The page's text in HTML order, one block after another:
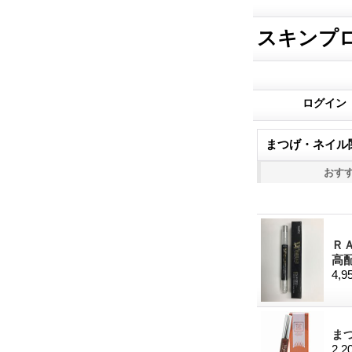
スキンプ
ログイン
まつげ・ネイル
おす
Ｒ
高
ま